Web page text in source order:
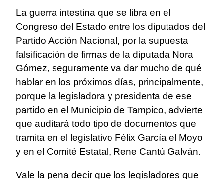
La guerra intestina que se libra en el
Congreso del Estado entre los diputados del
Partido Acción Nacional, por la supuesta
falsificación de firmas de la diputada Nora
Gómez, seguramente va dar mucho de qué
hablar en los próximos días, principalmente,
porque la legisladora y presidenta de ese
partido en el Municipio de Tampico, advierte
que auditará todo tipo de documentos que
tramita en el legislativo Félix García el Moyo
y en el Comité Estatal, Rene Cantú Galván.
Vale la pena decir que los legisladores que